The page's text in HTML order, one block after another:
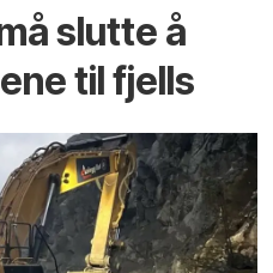
slutte å
til fjells